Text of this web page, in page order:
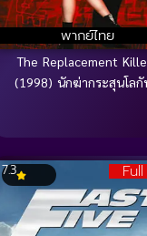
พากย์ไทย
The Replacement
(1998) นักฆ่ากระสุนโล
7.3